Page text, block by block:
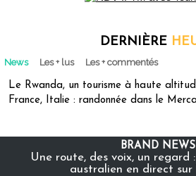
DERNIÈRE
News Les + lus Les + commentés
Le Rwanda, un tourisme à haute
France, Italie : randonnée dans le
BRAND NEWS
Une route, des voix, un regard
australien en direct sur